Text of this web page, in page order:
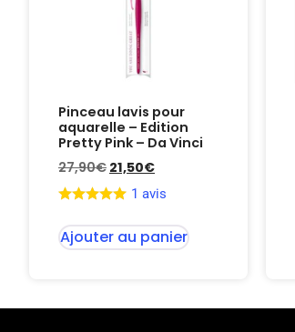
Pinceau lavis pour
aquarelle – Edition
Pretty Pink – Da Vinci
27,90€ 21,50€
1 avis
Ajouter au panier